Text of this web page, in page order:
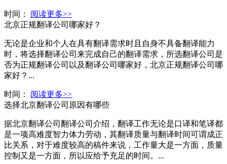
时间：
阅读更多>>
北京正规翻译公司哪家好？
无论是企业和个人在具有翻译需求时且自身不具备翻译能力
时，将选择翻译公司来完成自己的翻译需求，所选翻译公司是
否为正规翻译公司以及翻译公司哪家好，北京正规翻译公司哪
家好？...
时间：
阅读更多>>
选择北京翻译公司原因有哪些
据北京翻译公司翻译公司介绍，翻译工作无论是口译和笔译都
是一项高难度智力体力劳动，其翻译质量与翻译时间可谓成正
比关系，对于难度较高的稿件来说，工作量大是一方面，质量
控制又是一方面，所以应给予充足的时间。...